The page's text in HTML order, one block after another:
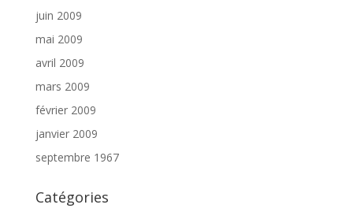
juin 2009
mai 2009
avril 2009
mars 2009
février 2009
janvier 2009
septembre 1967
Catégories